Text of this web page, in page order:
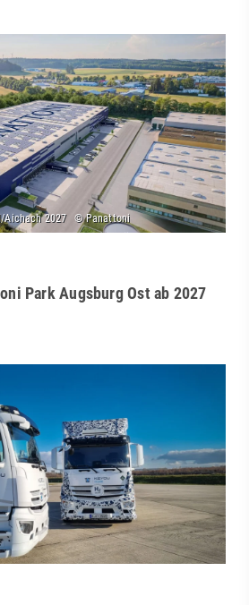
Park Augsburg Ost ab 2027